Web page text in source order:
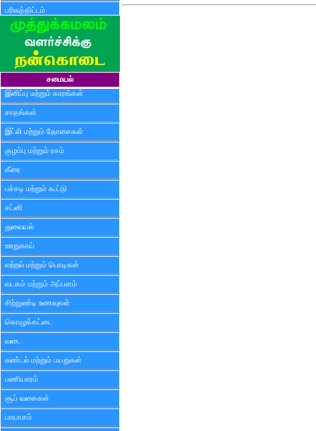
பரிசுத்திட்டம்
சமையல்
இனிப்பு மற்றும் காரங்கள்
சாதங்கள்
இட்லி மற்றும் தோசைகள்
குழம்பு மற்றும் ரசம்
கீரை
பச்சடி மற்றும் கூட்டு
சட்னி
துவையல்
ஊறுகாய்
வற்றல் மற்றும் பொடிகள்
வடகம் மற்றும் அப்பளம்
சிற்றுண்டி உணவுகள்
கொழுக்கட்டை
வடை
சுண்டல் மற்றும் பயறுகள்
பணியாரம்
சூப் வகைகள்
பாயாசம்